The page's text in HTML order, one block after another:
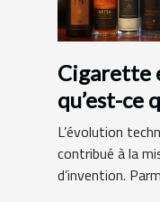
Cigarette
qu’est-ce
L’évolution
contribué à la
d’invention.